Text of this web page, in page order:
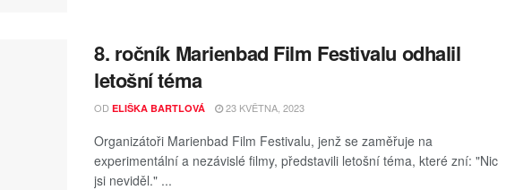
8. ročník Marienbad Film Festivalu odhalil
letošní téma
OD ELIŠKA BARTLOVÁ 23 KVĚTNA, 2023
Organizátoři Marienbad Film Festivalu, jenž se zaměřuje na
experimentální a nezávislé filmy, představili letošní téma, které zní: "Nic
jsi neviděl." ...